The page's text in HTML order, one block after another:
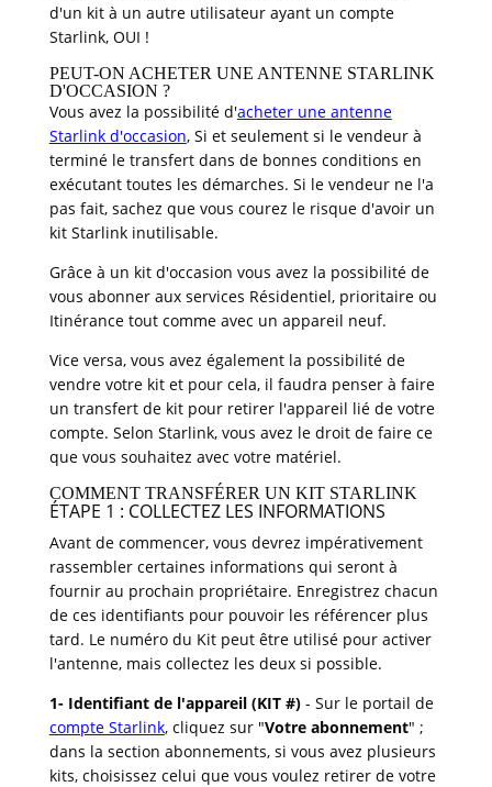
d'un kit à un autre utilisateur ayant un compte
Starlink, OUI !
PEUT-ON ACHETER UNE ANTENNE STARLINK
D'OCCASION ?
Vous avez la possibilité d'acheter une antenne
Starlink d'occasion, Si et seulement si le vendeur à
terminé le transfert dans de bonnes conditions en
exécutant toutes les démarches. Si le vendeur ne l'a
pas fait, sachez que vous courez le risque d'avoir un
kit Starlink inutilisable.
Grâce à un kit d'occasion vous avez la possibilité de
vous abonner aux services Résidentiel, prioritaire ou
Itinérance tout comme avec un appareil neuf.
Vice versa, vous avez également la possibilité de
vendre votre kit et pour cela, il faudra penser à faire
un transfert de kit pour retirer l'appareil lié de votre
compte. Selon Starlink, vous avez le droit de faire ce
que vous souhaitez avec votre matériel.
COMMENT TRANSFÉRER UN KIT STARLINK
ÉTAPE 1 : COLLECTEZ LES INFORMATIONS
Avant de commencer, vous devrez impérativement
rassembler certaines informations qui seront à
fournir au prochain propriétaire. Enregistrez chacun
de ces identifiants pour pouvoir les référencer plus
tard. Le numéro du Kit peut être utilisé pour activer
l'antenne, mais collectez les deux si possible.
1- Identifiant de l'appareil (KIT #) - Sur le portail de
compte Starlink, cliquez sur "Votre abonnement" ;
dans la section abonnements, si vous avez plusieurs
kits, choisissez celui que vous voulez retirer de votre